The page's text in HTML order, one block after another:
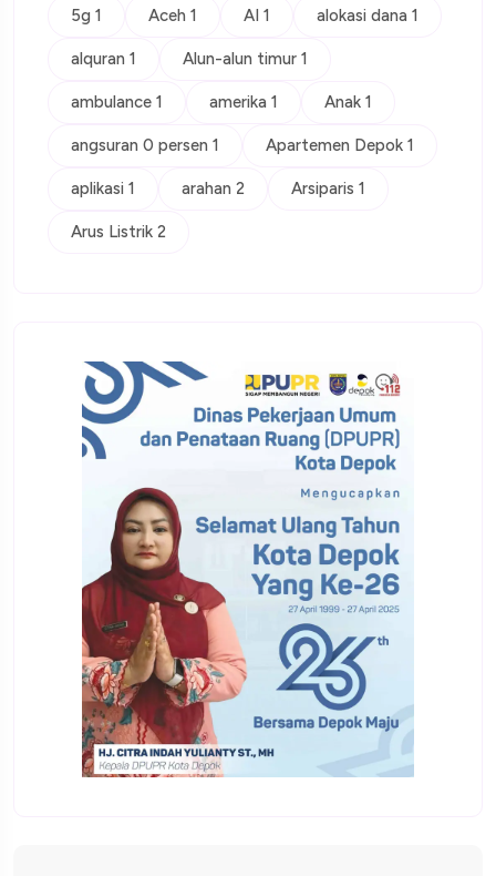
5g 1 Aceh 1 AI 1 alokasi dana 1
alquran 1 Alun-alun timur 1
ambulance 1 amerika 1 Anak 1
angsuran 0 persen 1 Apartemen Depok 1
aplikasi 1 arahan 2 Arsiparis 1
Arus Listrik 2